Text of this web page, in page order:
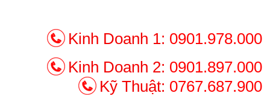
Kinh Doanh 1: 0901.978.000
Kinh Doanh 2: 0901.897.000
Kỹ Thuật: 0767.687.900